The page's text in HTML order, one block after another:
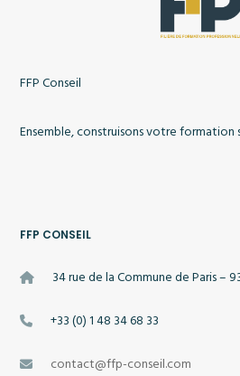
FFP Conseil
Ensemble, construisons votre formation
FFP CONSEIL
34 rue de la Commune de Paris –
+33 (0) 1 48 34 68 33
contact@ffp-conseil.com